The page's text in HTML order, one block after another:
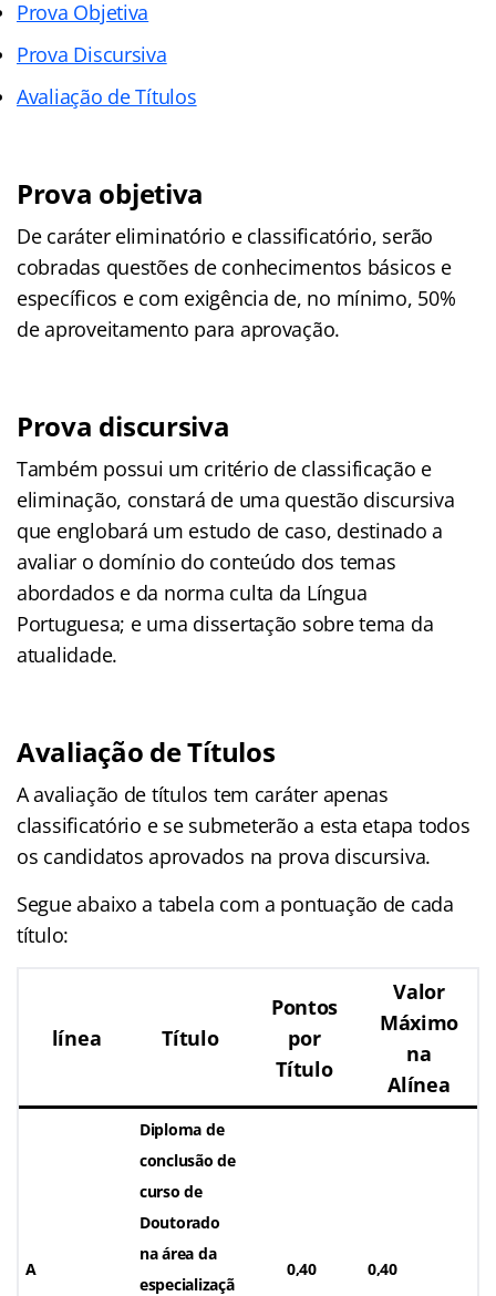
Prova Objetiva
Prova Discursiva
Avaliação de Títulos
Prova objetiva
De caráter eliminatório e classificatório, serão
cobradas questões de conhecimentos básicos e
específicos e com exigência de, no mínimo, 50%
de aproveitamento para aprovação.
Prova discursiva
Também possui um critério de classificação e
eliminação, constará de uma questão discursiva
que englobará um estudo de caso, destinado a
avaliar o domínio do conteúdo dos temas
abordados e da norma culta da Língua
Portuguesa; e uma dissertação sobre tema da
atualidade.
Avaliação de Títulos
A avaliação de títulos tem caráter apenas
classificatório e se submeterão a esta etapa todos
os candidatos aprovados na prova discursiva.
Segue abaixo a tabela com a pontuação de cada
título:
línea Título
Pontos
por
Título
Valor
Máximo
na
Alínea
A
Diploma de
conclusão de
curso de
Doutorado
na área da
especializaçã
0,40 0,40